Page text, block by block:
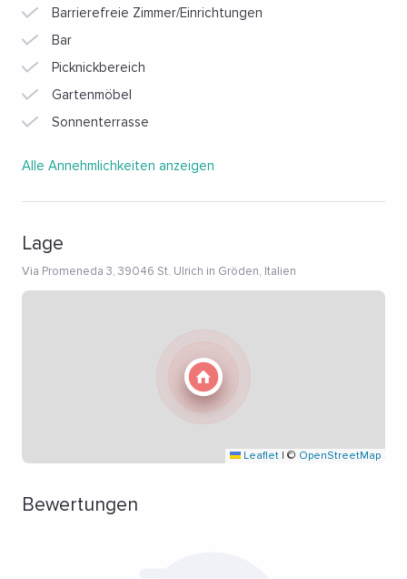
Barrierefreie Zimmer/Einrichtungen
Bar
Picknickbereich
Gartenmöbel
Sonnenterrasse
Alle Annehmlichkeiten anzeigen
Lage
Via Promeneda 3, 39046 St. Ulrich in Gröden, Italien
Leaflet | © OpenStreetMap
Bewertungen